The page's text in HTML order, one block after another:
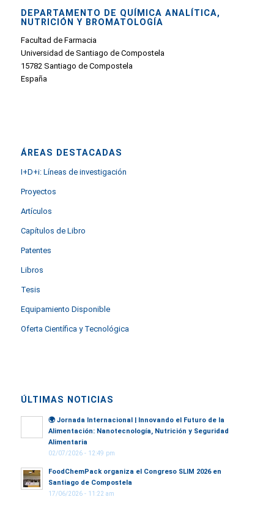
DEPARTAMENTO DE QUÍMICA ANALÍTICA,
NUTRICIÓN Y BROMATOLOGÍA
Facultad de Farmacia
Universidad de Santiago de Compostela
15782 Santiago de Compostela
España
ÁREAS DESTACADAS
I+D+i: Líneas de investigación
Proyectos
Artículos
Capítulos de Libro
Patentes
Libros
Tesis
Equipamiento Disponible
Oferta Científica y Tecnológica
ÚLTIMAS NOTICIAS
🌍 Jornada Internacional | Innovando el Futuro de la
Alimentación: Nanotecnología, Nutrición y Seguridad
Alimentaria
02/07/2026 - 12:49 pm
FoodChemPack organiza el Congreso SLIM 2026 en
Santiago de Compostela
17/06/2026 - 11:22 am